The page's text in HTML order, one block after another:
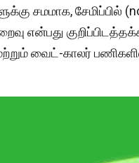
சமமாக, சேமிப்பில்
என்பது
வைட்-காலர்